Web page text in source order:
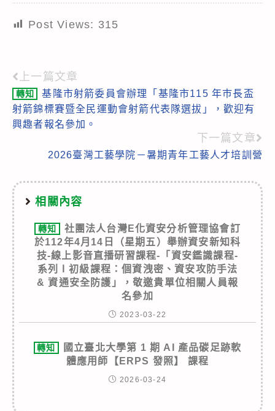
Post Views: 315
Read
more
articles
上一篇文章
轉知
基隆市射箭委員會辦理「基隆市115 年巿長盃
射箭錦標賽暨全民運動會射箭代表隊選拔」，歡迎有
興趣者報名參加。
下一篇文章
2026臺灣工藝學院－暑期青年工藝人才培訓營
相關內容
轉知
社團法人台灣E化資安分析管理協會訂
於112年4月14日（星期五）舉辦資安新知科
技-線上影音直播研習課程-「資安鑑識課程-
系列Ⅰ初級課程：個資洩密、資安攻防手法
& 資通安全防護」，敬邀貴單位相關人員報
名參加
2023-03-22
轉知
國立臺北大學第 1 期 AI 產品碳足跡軟
體應用師【ERPS 發照】 課程
2026-03-24